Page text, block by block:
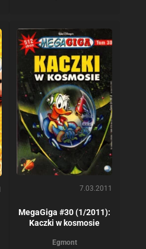
7.03.2011
MegaGiga #30 (1/2011):
Kaczki w kosmosie
Egmont